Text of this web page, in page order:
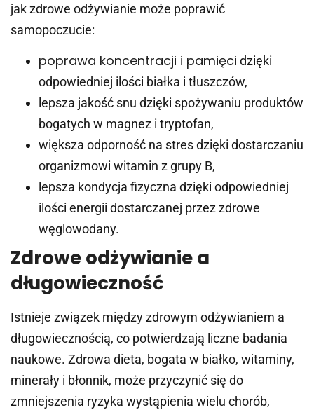
jak zdrowe odżywianie może poprawić
samopoczucie:
poprawa koncentracji i pamięci dzięki
odpowiedniej ilości białka i tłuszczów,
lepsza jakość snu dzięki spożywaniu produktów
bogatych w magnez i tryptofan,
większa odporność na stres dzięki dostarczaniu
organizmowi witamin z grupy B,
lepsza kondycja fizyczna dzięki odpowiedniej
ilości energii dostarczanej przez zdrowe
węglowodany.
Zdrowe odżywianie a
długowieczność
Istnieje związek między zdrowym odżywianiem a
długowiecznością, co potwierdzają liczne badania
naukowe. Zdrowa dieta, bogata w białko, witaminy,
minerały i błonnik, może przyczynić się do
zmniejszenia ryzyka wystąpienia wielu chorób,